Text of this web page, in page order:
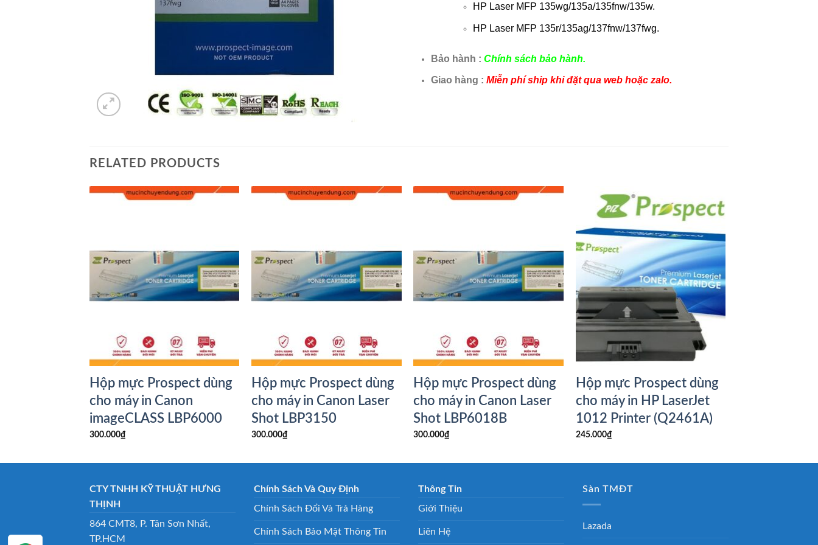
HP Laser MFP 135wg/135a/135fnw/135w.
HP Laser MFP 135r/135ag/137fnw/137fwg.
Bảo hành : Chính sách bảo hành.
Giao hàng : Miễn phí ship khi đặt qua web hoặc zalo.
RELATED PRODUCTS
Hộp mực Prospect dùng
cho máy in Canon
imageCLASS LBP6000
300.000₫
Hộp mực Prospect dùng
cho máy in Canon Laser
Shot LBP3150
300.000₫
Hộp mực Prospect dùng
cho máy in Canon Laser
Shot LBP6018B
300.000₫
Hộp mực Prospect dùng
cho máy in HP LaserJet
1012 Printer (Q2461A)
245.000₫
CTY TNHH KỸ THUẬT HƯNG
THỊNH
864 CMT8, P. Tân Sơn Nhất,
TP.HCM
Chính Sách Và Quy Định
Chính Sách Đổi Và Trả Hàng
Chính Sách Bảo Mật Thông Tin
Thông Tin
Giới Thiệu
Liên Hệ
Sàn TMĐT
Lazada